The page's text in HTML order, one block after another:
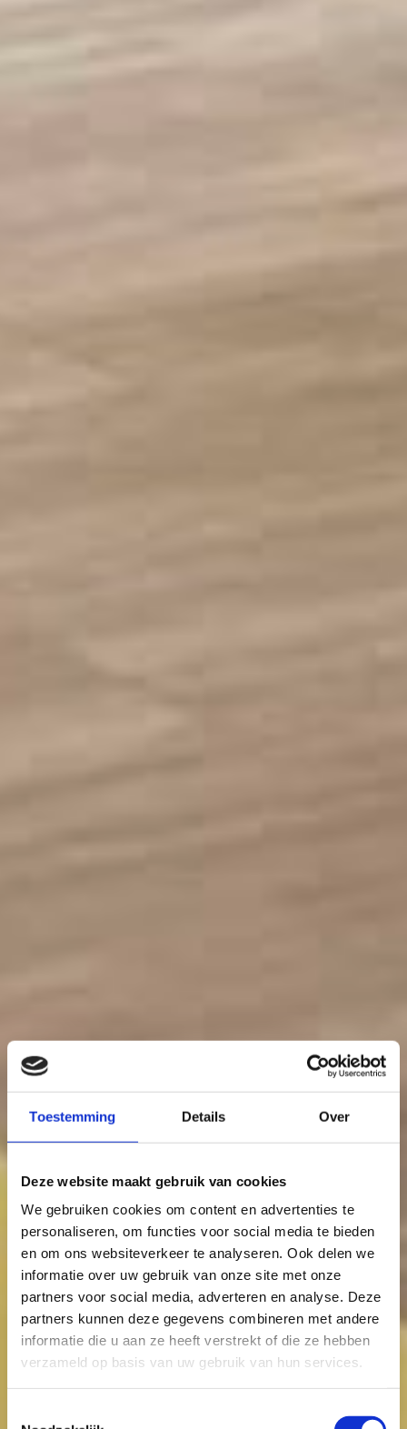
Toestemming Details Over
Deze website maakt gebruik van cookies
We gebruiken cookies om content en advertenties te
personaliseren, om functies voor social media te bieden
en om ons websiteverkeer te analyseren. Ook delen we
informatie over uw gebruik van onze site met onze
partners voor social media, adverteren en analyse. Deze
partners kunnen deze gegevens combineren met andere
informatie die u aan ze heeft verstrekt of die ze hebben
verzameld op basis van uw gebruik van hun services.